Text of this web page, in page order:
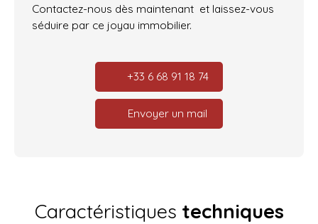
Contactez-nous dès maintenant et laissez-vous
séduire par ce joyau immobilier.
+33 6 68 91 18 74
Envoyer un mail
Caractéristiques techniques